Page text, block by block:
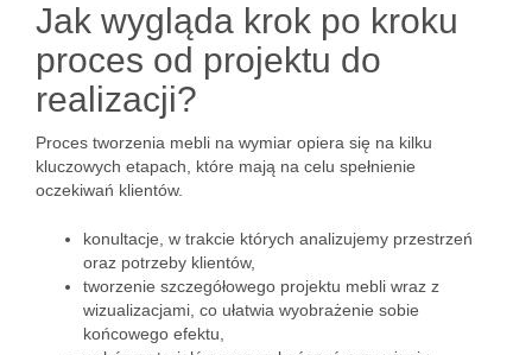
Jak wygląda krok po kroku
proces od projektu do
realizacji?
Proces tworzenia mebli na wymiar opiera się na kilku
kluczowych etapach, które mają na celu spełnienie
oczekiwań klientów.
konultacje, w trakcie których analizujemy przestrzeń
oraz potrzeby klientów,
tworzenie szczegółowego projektu mebli wraz z
wizualizacjami, co ułatwia wyobrażenie sobie
końcowego efektu,